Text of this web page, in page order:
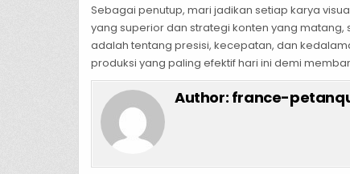
Sebagai penutup, mari jadikan setiap karya
yang superior dan strategi konten yang
adalah tentang presisi, kecepatan, dan
produksi yang paling efektif hari ini demi
Author: france-